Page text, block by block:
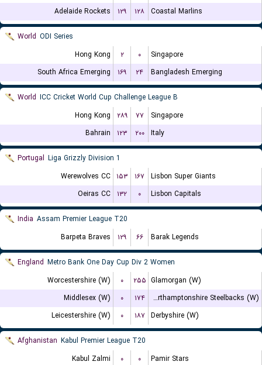
Adelaide Rockets
۱۲۹ ۱۲۸ Coastal Marlins
World ODI Series
Hong Kong
۲ ۰
Singapore
South Africa Emerging
۱۶۹ ۲۴ Bangladesh Emerging
World ICC Cricket World Cup Challenge League B
Hong Kong
۲۸۹ ۷۷
Singapore
Bahrain
۱۲۳ ۲۰۰ Italy
Portugal Liga Grizzly Division 1
Werewolves CC ۱۵۳ ۱۶۷
Lisbon Super Giants
Oeiras CC
۱۳۲ ۰ Lisbon Capitals
India Assam Premier League T20
Barpeta Braves
۱۲۹ ۶۶ Barak Legends
England Metro Bank One Day Cup Div 2 Women
Worcestershire (W)
۰ ۲۵۵ Glamorgan (W)
Middlesex (W)
۰ ۱۷۴
Northamptonshire Steelbacks (W)
Leicestershire (W)
۰ ۱۸۷ Derbyshire (W)
Afghanistan Kabul Premier League T20
Kabul Zalmi
۰ ۰ Pamir Stars